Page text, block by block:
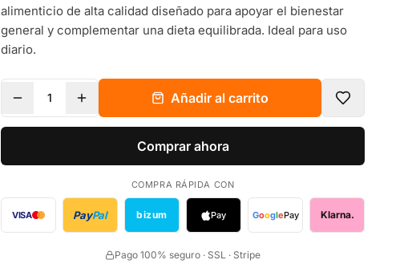
alimenticio de alta calidad diseñado para apoyar el bienestar
general y complementar una dieta equilibrada. Ideal para uso
diario.
1 Añadir al carrito
Comprar ahora
COMPRA RÁPIDA CON
VISA PayPal bizum Pay GooglePay Klarna.
Pago 100% seguro · SSL · Stripe